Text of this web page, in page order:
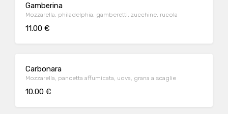
Gamberina
Mozzarella, philadelphia, gamberetti, zucchine, rucola
11.00 €
Carbonara
Mozzarella, pancetta affumicata, uova, grana a scaglie
10.00 €